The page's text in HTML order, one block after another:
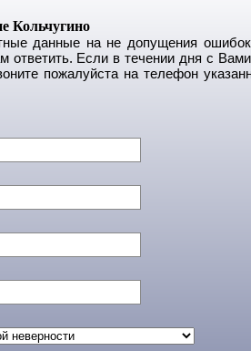
Кольчугино
данные на не допущения
Если в течении дня с
пожалуйста на телефон